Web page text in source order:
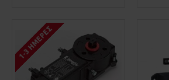
1-3 ΗΜΈΡΕΣ